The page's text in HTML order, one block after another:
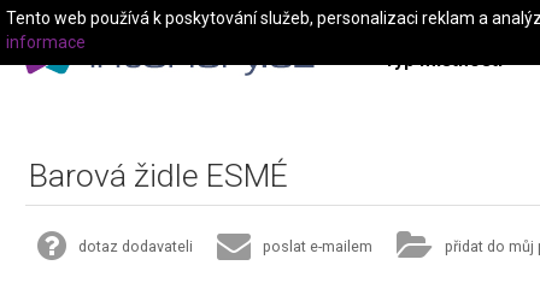
Typ místnosti
Barová židle ESMÉ
dotaz dodavateli poslat e-mailem přidat do můj
Tento web používá k poskytování služeb, personalizaci reklam a
informace